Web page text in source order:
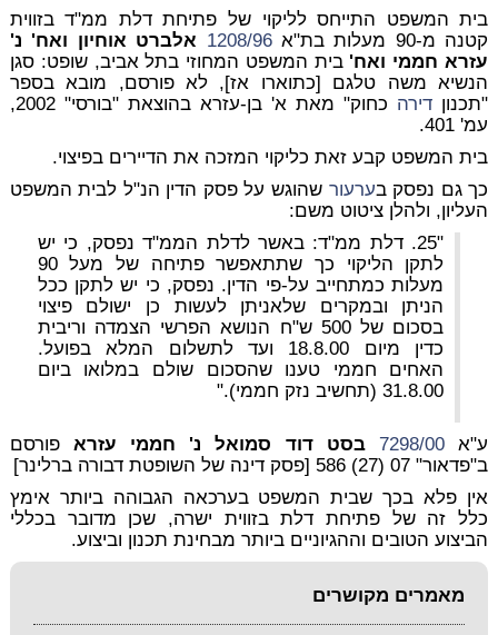
בית המשפט התייחס לליקוי של פתיחת דלת ממ"ד בזווית
קטנה מ-90 מעלות בת"א
1208/96 אלברט אוחיון ואח' נ'
עזרא חממי ואח' בית המשפט המחוזי בתל אביב, שופט: סגן
הנשיא משה טלגם [כתוארו אז], לא פורסם, מובא בספר
"תכנון דירה
כחוק" מאת א' בן-עזרא בהוצאת "בורסי" 2002,
עמ' 401.
בית המשפט קבע זאת כליקוי המזכה את הדיירים בפיצוי.
כך גם נפסק בערעור שהוגש על פסק הדין הנ"ל לבית המשפט
העליון, ולהלן ציטוט משם:
"25. דלת ממ"ד: באשר לדלת הממ"ד נפסק, כי יש
לתקן הליקוי כך שתתאפשר פתיחה של מעל 90
מעלות כמתחייב על-פי הדין. נפסק, כי יש לתקן ככל
הניתן ובמקרים שלאניתן לעשות כן ישולם פיצוי
בסכום של 500 ש"ח הנושא הפרשי הצמדה וריבית
כדין מיום 18.8.00 ועד לתשלום המלא בפועל.
האחים חממי טענו שהסכום שולם במלואו ביום
31.8.00 (תחשיב נזק חממי)."
ע"א7298/00 בסט דוד סמואל נ' חממי עזראפורסם
ב"פדאור" 07 (27) 586 [פסק דינה של השופטת דבורה ברלינר]
אין פלא בכך שבית המשפט בערכאה הגבוהה ביותר אימץ
כלל זה של פתיחת דלת בזווית ישרה, שכן מדובר בכללי
הביצוע הטובים וההגיוניים ביותר מבחינת תכנון וביצוע.
מאמרים מקושרים